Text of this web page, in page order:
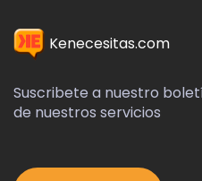
Kenecesitas.com
Suscribete a nuestro
de nuestros servicios